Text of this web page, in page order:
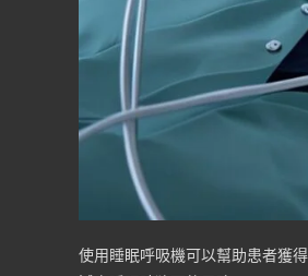
使用睡眠呼吸機可以幫助患者獲